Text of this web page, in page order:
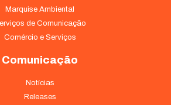
Marquise Ambiental
de Comunicação
Comércio e Serviços
Comunicação
Notícias
Releases